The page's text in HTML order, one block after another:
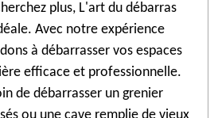
plus, L'art du débarras
Avec notre expérience
à débarrasser vos espaces
efficace et professionnelle.
de débarrasser un grenier